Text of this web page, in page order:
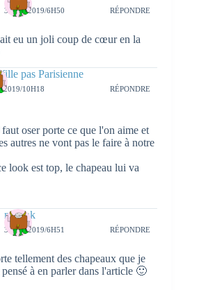
3 MAI 2019/6H50 RÉPONDRE
eu un joli coup de cœur en la
pas Parisienne
2019/10H18 RÉPONDRE
oser porte ce que l'on aime et
autres ne vont pas le faire à notre
look est top, le chapeau lui va
natieak
3 MAI 2019/6H51 RÉPONDRE
tellement des chapeaux que je
pensé à en parler dans l'article 🙂